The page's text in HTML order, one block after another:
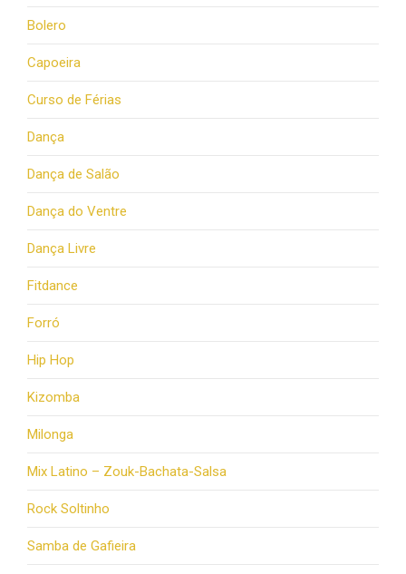
Bolero
Capoeira
Curso de Férias
Dança
Dança de Salão
Dança do Ventre
Dança Livre
Fitdance
Forró
Hip Hop
Kizomba
Milonga
Mix Latino – Zouk-Bachata-Salsa
Rock Soltinho
Samba de Gafieira